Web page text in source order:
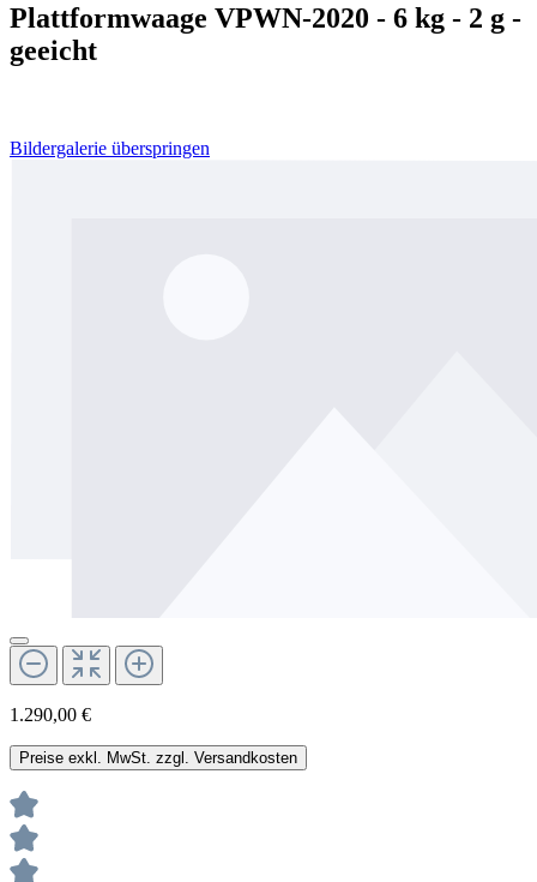
Plattformwaage VPWN-2020 - 6 kg - 2 g -
geeicht
Bildergalerie überspringen
1.290,00 €
Preise exkl. MwSt. zzgl. Versandkosten